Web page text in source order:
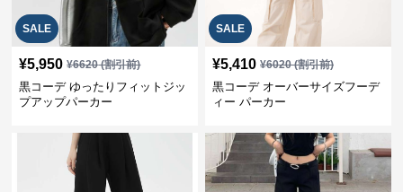
SALE
¥5,950 ¥6620(割引前)
黒コーデ ゆったりフィットジッ
プアップパーカー
SALE
¥5,410 ¥6020(割引前)
黒コーデ オーバーサイズフーデ
ィー パーカー